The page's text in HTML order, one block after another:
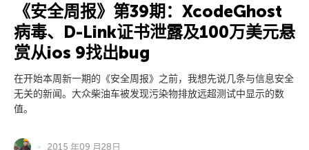
《安全周报》第39期：XcodeGhost
病毒、D-Link证书泄露及100万美元悬
赏从ios 9找出bug
在开始本周新一期的《安全周报》之前，我想先说几条与信息安全
无关的新闻。大众柴油车被发现污染物排放远超测试中显示的数
值。
2015 年09 月28日